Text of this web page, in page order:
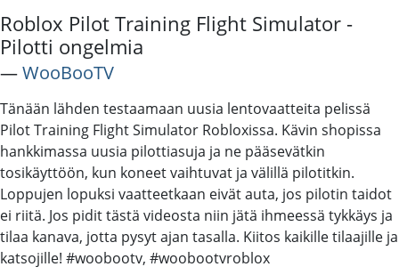
Roblox Pilot Training Flight Simulator -
Pilotti ongelmia
―WooBooTV
Tänään lähden testaamaan uusia lentovaatteita pelissä
Pilot Training Flight Simulator Robloxissa. Kävin shopissa
hankkimassa uusia pilottiasuja ja ne pääsevätkin
tosikäyttöön, kun koneet vaihtuvat ja välillä pilotitkin.
Loppujen lopuksi vaatteetkaan eivät auta, jos pilotin taidot
ei riitä. Jos pidit tästä videosta niin jätä ihmeessä tykkäys ja
tilaa kanava, jotta pysyt ajan tasalla. Kiitos kaikille tilaajille ja
katsojille! #woobootv, #woobootvroblox